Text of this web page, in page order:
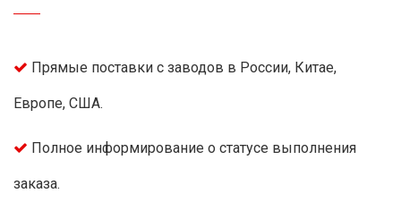
Прямые поставки с заводов в России, Китае,
Европе, США.
Полное информирование о статусе выполнения
заказа.